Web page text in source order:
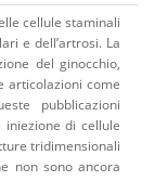
cellule staminali
e dell’artrosi. La
del ginocchio,
articolazioni come
pubblicazioni
iniezione di cellule
tridimensionali
non sono ancora